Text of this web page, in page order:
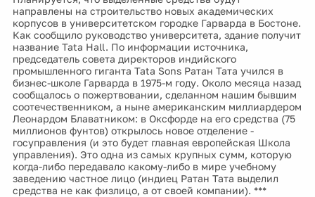
направлены на строительство новых академических
корпусов в университетском городке Гарварда в Бостоне.
Как сообщило руководство университета, здание получит
название Tata Hall. По информации источника,
председатель совета директоров индийского
промышленного гиганта Tata Sons Ратан Тата учился в
бизнес-школе Гарварда в 1975-м году. Около месяца назад
сообщалось о пожертвовании, сделанном нашим бывшим
соотечественником, а ныне американским миллиардером
Леонардом Блаватником: в Оксфорде на его средства (75
миллионов фунтов) открылось новое отделение -
госуправления (и это будет главная европейская Школа
управления). Это одна из самых крупных сумм, которую
когда-либо передавало какому-либо в мире учебному
заведению частное лицо (индиец Ратан Тата выделил
средства не как физлицо, а от своей компании). ***